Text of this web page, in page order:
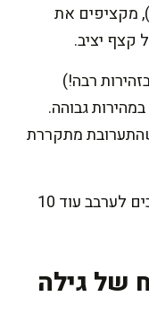
מקציפים את
קצף יציב.
רבה!)
גבוהה.
5 דקות עד שהתערובת מתקררת
מוסיפים את תמצית הווניל, ממשיכים לערבב עוד 10
של גילה